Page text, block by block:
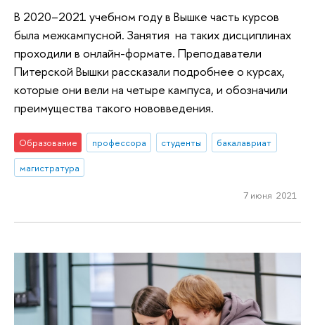
В 2020–2021 учебном году в Вышке часть курсов
была межкампусной. Занятия на таких дисциплинах
проходили в онлайн-формате. Преподаватели
Питерской Вышки рассказали подробнее о курсах,
которые они вели на четыре кампуса, и обозначили
преимущества такого нововведения.
Образование профессора студенты
бакалавриат
магистратура
7 июня 2021